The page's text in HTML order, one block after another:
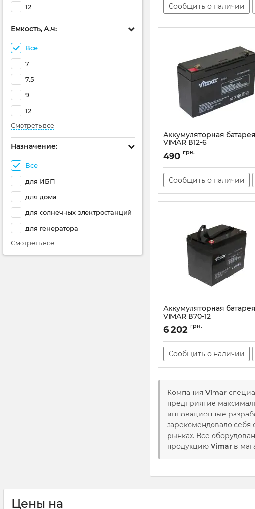
12
Емкость, А.ч:
Все
7
7.5
9
12
Смотреть все
Назначение:
Все
для ИБП
для дома
для солнечных электростанций
для генератора
Смотреть все
Сообщить о наличии
Аккумуляторная батарея
VIMAR B12-6
Артикул: AT-00001589
490 грн.
Сообщить о наличии
Аккумуляторная батарея
VIMAR B70-12
Артикул: AT-00001590
6 202 грн.
Сообщить о наличии
Компания Vimar
предприятие
инновационные
зарекомендовало себя
рынках. Все
продукцию Vimar в
Цены на